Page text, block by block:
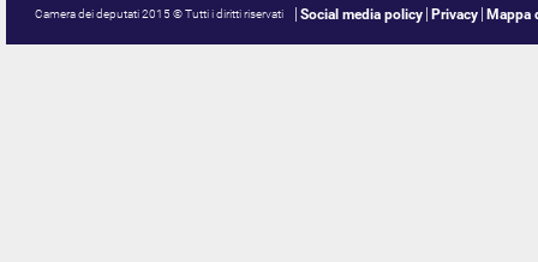
Camera dei deputati 2015 © Tutti i diritti riservati Social media policy Privacy Mappa